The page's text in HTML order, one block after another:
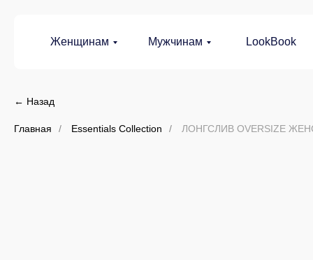
Женщинам Мужчинам LookBook
← Назад
Главная / Essentials Collection / ЛОНГСЛИВ OVERSIZE